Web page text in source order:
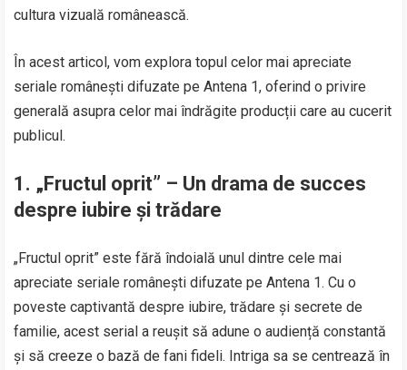
cultura vizuală românească.
În acest articol, vom explora topul celor mai apreciate
seriale românești difuzate pe Antena 1, oferind o privire
generală asupra celor mai îndrăgite producții care au cucerit
publicul.
1. „Fructul oprit” – Un drama de succes
despre iubire și trădare
„Fructul oprit” este fără îndoială unul dintre cele mai
apreciate seriale românești difuzate pe Antena 1. Cu o
poveste captivantă despre iubire, trădare și secrete de
familie, acest serial a reușit să adune o audiență constantă
și să creeze o bază de fani fideli. Intriga sa se centrează în